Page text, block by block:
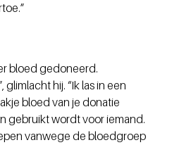
bloed gedoneerd.
glimlacht hij. “Ik las in een
bloed van je donatie
gebruikt wordt voor iemand.
vanwege de bloedgroep